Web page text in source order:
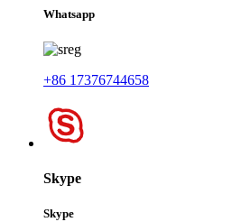
Whatsapp
+86 17376744658
Skype
Skype